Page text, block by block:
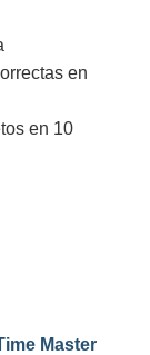
en
en 10
Master